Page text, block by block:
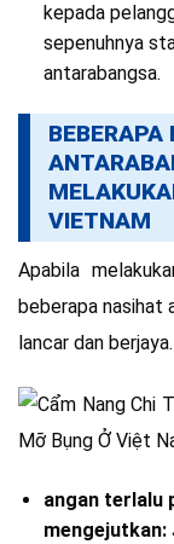
kepada
sepenuhnya
antarabangsa.
VIETNAM
Apabila
beberapa nasihat
lancar dan
angan terlalu
mengejutkan: